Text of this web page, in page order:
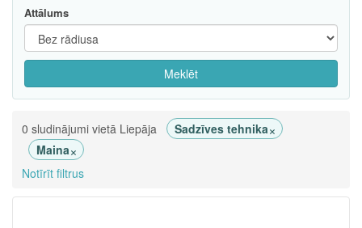
Attālums
Meklēt
0 sludinājumi vietā Liepāja Sadzīves tehnika×
Maina×
Notīrīt filtrus